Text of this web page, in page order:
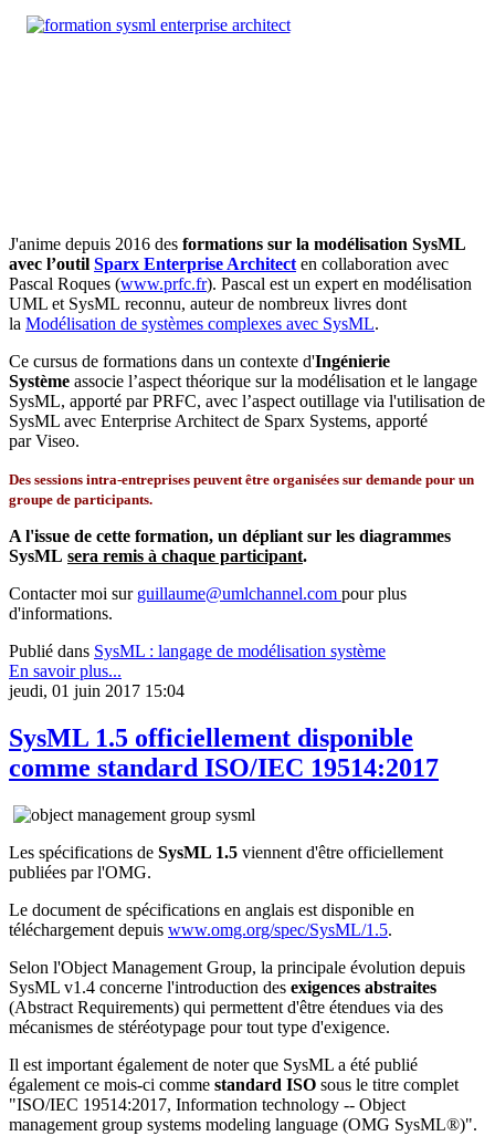
J'anime depuis 2016 des formations sur la modélisation SysML
avec l’outil Sparx Enterprise Architect en collaboration avec
Pascal Roques (www.prfc.fr). Pascal est un expert en modélisation
UML et SysML reconnu, auteur de nombreux livres dont
la Modélisation de systèmes complexes avec SysML.
Ce cursus de formations dans un contexte d'Ingénierie
Système associe l’aspect théorique sur la modélisation et le langage
SysML, apporté par PRFC, avec l’aspect outillage via l'utilisation de
SysML avec Enterprise Architect de Sparx Systems, apporté
par Viseo.
Des sessions intra-entreprises peuvent être organisées sur demande pour un
groupe de participants.
A l'issue de cette formation, un dépliant sur les diagrammes
SysML sera remis à chaque participant.
Contacter moi sur guillaume@umlchannel.com pour plus
d'informations.
Publié dans SysML : langage de modélisation système
En savoir plus...
jeudi, 01 juin 2017 15:04
SysML 1.5 officiellement disponible
comme standard ISO/IEC 19514:2017
Les spécifications de SysML 1.5 viennent d'être officiellement
publiées par l'OMG.
Le document de spécifications en anglais est disponible en
téléchargement depuis www.omg.org/spec/SysML/1.5.
Selon l'Object Management Group, la principale évolution depuis
SysML v1.4 concerne l'introduction des exigences abstraites
(Abstract Requirements) qui permettent d'être étendues via des
mécanismes de stéréotypage pour tout type d'exigence.
Il est important également de noter que SysML a été publié
également ce mois-ci comme standard ISO sous le titre complet
"ISO/IEC 19514:2017, Information technology -- Object
management group systems modeling language (OMG SysML®)".